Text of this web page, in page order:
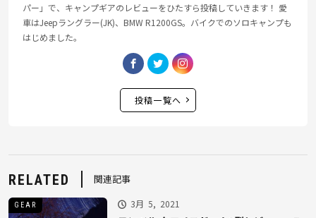
パー」で、キャンプギアのレビューをひたすら投稿していきます！ 愛
車はJeepラングラー(JK)、BMW R1200GS。バイクでのソロキャンプも
はじめました。
投稿一覧へ
RELATED 関連記事
GEAR 3月 5, 2021